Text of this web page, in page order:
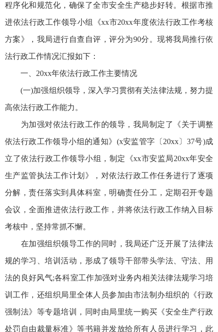
程序化和规范化，确保了全市安全生产稳步好转。根据市推
进依法行政工作领导小组《xx市20xx年度依法行政工作考核
方案》，我局进行自查自评，评分为90分。现将我局推行依
法行政工作情况汇报如下：
一、20xx年依法行政工作主要情况
(一)加强组织领导，深入学习贯彻有关法律法规，努力提
高依法行政工作能力。
为加强对依法行政工作的领导，我局制定了《关于调整
依法行政工作领导小组的通知》(x安监管字〔20xx〕37号)成
立了依法行政工作领导小组，制定《xx市安监局20xx年安全
生产监管执法工作计划》，对依法行政工作任务进行了逐项
分解，责任落实到具体科室，明确责任分工，定期召开专题
会议，全面推进依法行政工作，并将依法行政工作纳入目标
考核中，坚持常抓不懈。
在加强组织领导工作的同时，我局还广泛开展了法律法
规的学习、培训活动，形成了领导干部带头学法、守法、用
法的良好风气;各科室工作加强对业务内相关法律法规学习培
训工作，还组织局里全体人员参加由市法制办组织的《行政
强制法》等专题培训，同时由局里统一购买《安全生产行政
处罚自由裁量标准》等书籍并发放给所有人员进行学习，此